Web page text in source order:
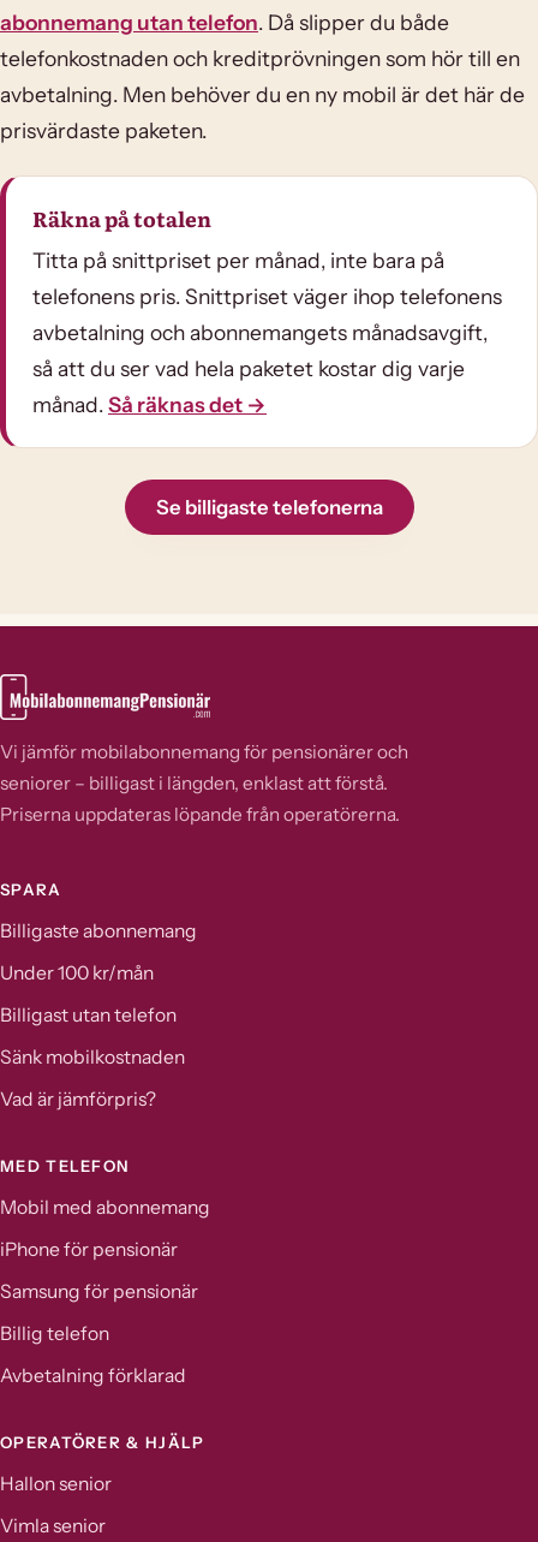
abonnemang utan telefon. Då slipper du både
telefonkostnaden och kreditprövningen som hör till en
avbetalning. Men behöver du en ny mobil är det här de
prisvärdaste paketen.
Räkna på totalen
Titta på snittpriset per månad, inte bara på
telefonens pris. Snittpriset väger ihop telefonens
avbetalning och abonnemangets månadsavgift,
så att du ser vad hela paketet kostar dig varje
månad. Så räknas det →
Se billigaste telefonerna
Vi jämför mobilabonnemang för pensionärer och
seniorer – billigast i längden, enklast att förstå.
Priserna uppdateras löpande från operatörerna.
SPARA
Billigaste abonnemang
Under 100 kr/mån
Billigast utan telefon
Sänk mobilkostnaden
Vad är jämförpris?
MED TELEFON
Mobil med abonnemang
iPhone för pensionär
Samsung för pensionär
Billig telefon
Avbetalning förklarad
OPERATÖRER & HJÄLP
Hallon senior
Vimla senior